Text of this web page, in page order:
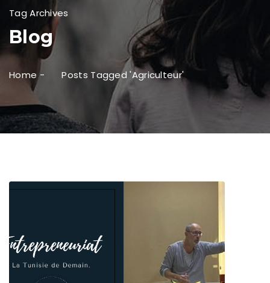
Tag Archives
Blog
Home- Posts Tagged 'agriculteur'